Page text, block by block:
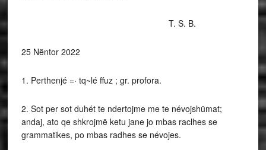
T. S. B.
25 Nëntor 2022
1. Perthenjé =· tq~lé ffuz ; gr. profora.
2. Sot per sot duhét te ndertojme me te névojshümat;
andaj, ato qe shkrojmë ketu jane jo mbas raclhes se
grammatikes, po mbas radhes se névojes.